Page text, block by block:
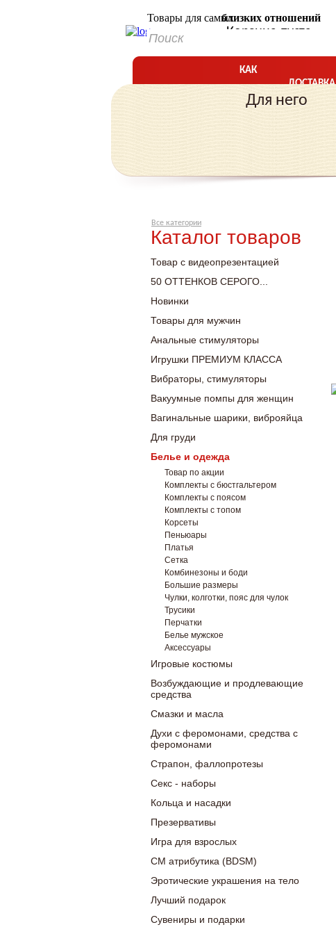
Товары для самыхблизких отношений
КАК
КУПИТЬ?
ДОСТАВКА
Для него
Корзина пуста
Все категории
Каталог товаров
Товар с видеопрезентацией
50 ОТТЕНКОВ СЕРОГО...
Новинки
Товары для мужчин
Анальные стимуляторы
Игрушки ПРЕМИУМ КЛАССА
Вибраторы, стимуляторы
Вакуумные помпы для женщин
Вагинальные шарики, виброяйца
Для груди
Белье и одежда
Товар по акции
Комплекты с бюстгальтером
Комплекты с поясом
Комплекты с топом
Корсеты
Пеньюары
Платья
Сетка
Комбинезоны и боди
Большие размеры
Чулки, колготки, пояс для чулок
Трусики
Перчатки
Белье мужское
Аксессуары
Игровые костюмы
Возбуждающие и продлевающие
средства
Смазки и масла
Духи с феромонами, средства с
феромонами
Страпон, фаллопротезы
Секс - наборы
Кольца и насадки
Презервативы
Игра для взрослых
СМ атрибутика (BDSM)
Эротические украшения на тело
Лучший подарок
Сувениры и подарки